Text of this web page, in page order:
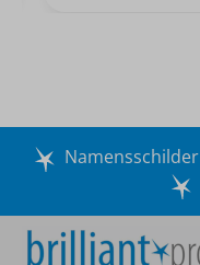
Namensschilder